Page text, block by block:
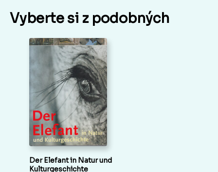
Vyberte si z podobných
Der Elefant in Natur und
Kulturgeschichte